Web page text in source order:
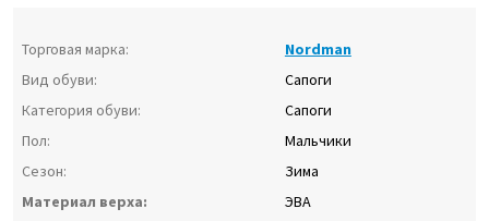
Торговая марка:
Nordman
Вид обуви:
Сапоги
Категория обуви:
Сапоги
Пол:
Мальчики
Сезон:
Зима
Материал верха:
ЭВА